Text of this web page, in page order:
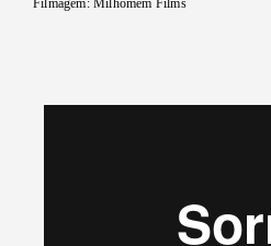
Filmagem: Milhomem Films